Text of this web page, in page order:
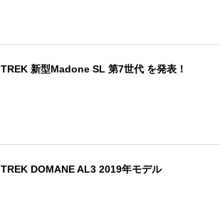
TREK 新型Madone SL 第7世代 を発表！
TREK DOMANE AL3 2019年モデル